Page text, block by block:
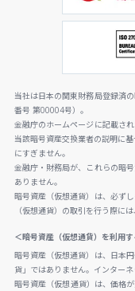
当社は日本の関東財務局登録済
番号 第00004号）。
金融庁のホームページに記載さ
当該暗号資産交換業者の説明に
にすぎません。
金融庁・財務局が、これらの暗
ありません。
暗号資産（仮想通貨）は、必ず
（仮想通貨）の取引を行う際に
＜暗号資産（仮想通貨）を利用
暗号資産（仮想通貨）は、日本
貨」ではありません。インター
暗号資産（仮想通貨）は、価格